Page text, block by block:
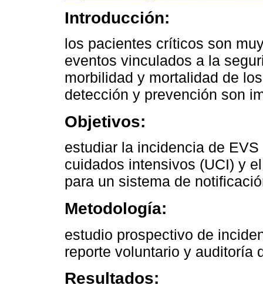
Introducción:
los pacientes críticos son
eventos vinculados a la
morbilidad y mortalidad de
detección y prevención son
Objetivos:
estudiar la incidencia de
cuidados intensivos (UCI) y
para un sistema de
Metodología:
estudio prospectivo de
reporte voluntario y auditoría
Resultados: